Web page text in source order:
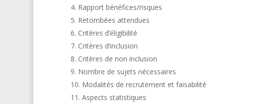
Rapport bénéfices/risques
Retombées attendues
Critères d’éligibilité
Critères d’inclusion
Critères de non inclusion
Nombre de sujets nécessaires
Modalités de recrutement et faisabilité
Aspects statistiques